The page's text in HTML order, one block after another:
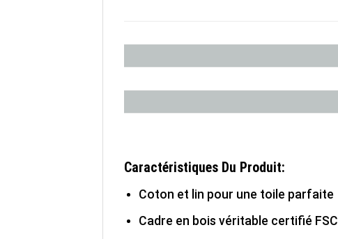
Caractéristiques Du Produit:
Coton et lin pour une toile parfaite
Cadre en bois véritable certifié FSC